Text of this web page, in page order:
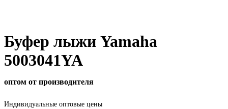
Буфер лыжи Yamaha
5003041YA
оптом от производителя
Индивидуальные оптовые цены